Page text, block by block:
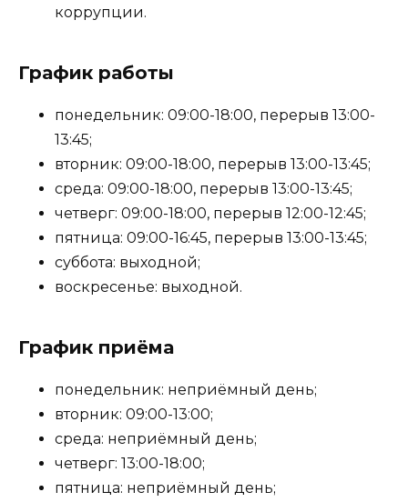
коррупции.
График работы
понедельник: 09:00-18:00, перерыв 13:00-
13:45;
вторник: 09:00-18:00, перерыв 13:00-13:45;
среда: 09:00-18:00, перерыв 13:00-13:45;
четверг: 09:00-18:00, перерыв 12:00-12:45;
пятница: 09:00-16:45, перерыв 13:00-13:45;
суббота: выходной;
воскресенье: выходной.
График приёма
понедельник: неприёмный день;
вторник: 09:00-13:00;
среда: неприёмный день;
четверг: 13:00-18:00;
пятница: неприёмный день;